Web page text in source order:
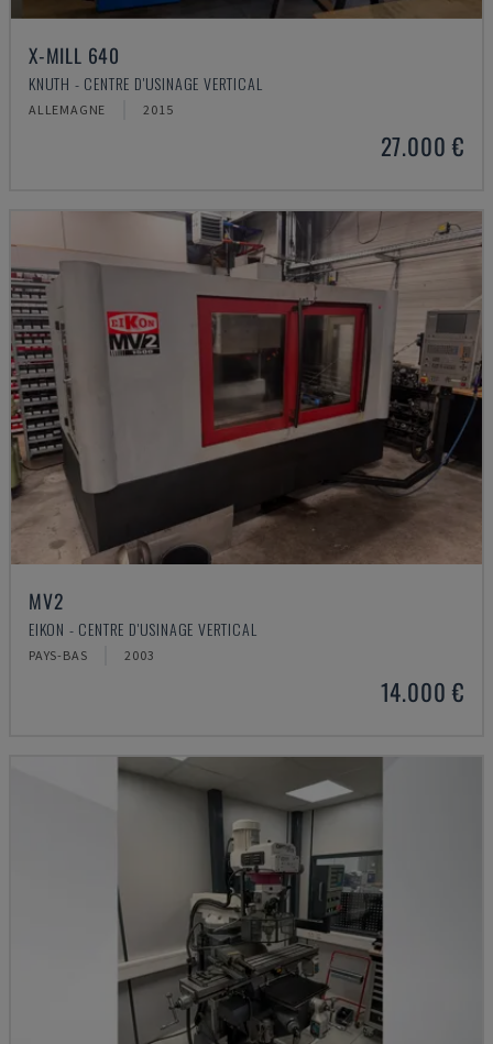
X-MILL 640
KNUTH - CENTRE D'USINAGE VERTICAL
ALLEMAGNE 2015
27.000 €
MV2
EIKON - CENTRE D'USINAGE VERTICAL
PAYS-BAS 2003
14.000 €